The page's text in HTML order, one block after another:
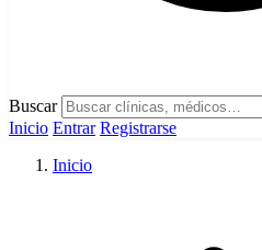
Buscar
Inicio Entrar Registrarse
Inicio